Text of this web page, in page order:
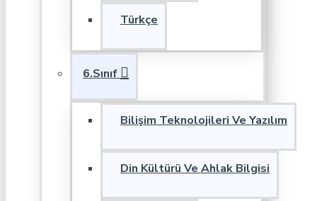
Türkçe
6.Sınıf
Bilişim Teknolojileri Ve Yazılım
Din Kültürü Ve Ahlak Bilgisi